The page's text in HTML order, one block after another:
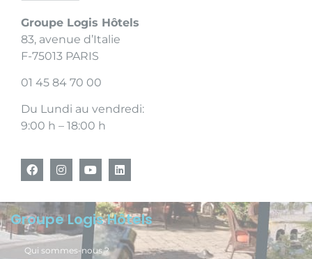
Groupe Logis Hôtels
83, avenue d’Italie
F-75013 PARIS
01 45 84 70 00
Du Lundi au vendredi:
9:00 h – 18:00 h
Groupe Logis Hôtels
Qui sommes-nous ?